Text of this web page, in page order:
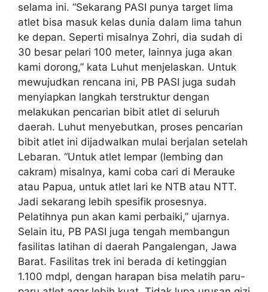
selama ini. “Sekarang PASI punya target lima
atlet bisa masuk kelas dunia dalam lima tahun
ke depan. Seperti misalnya Zohri, dia sudah di
30 besar pelari 100 meter, lainnya juga akan
kami dorong,” kata Luhut menjelaskan. Untuk
mewujudkan rencana ini, PB PASI juga sudah
menyiapkan langkah terstruktur dengan
melakukan pencarian bibit atlet di seluruh
daerah. Luhut menyebutkan, proses pencarian
bibit atlet ini dijadwalkan mulai berjalan setelah
Lebaran. “Untuk atlet lempar (lembing dan
cakram) misalnya, kami coba cari di Merauke
atau Papua, untuk atlet lari ke NTB atau NTT.
Jadi sekarang lebih spesifik prosesnya.
Pelatihnya pun akan kami perbaiki,” ujarnya.
Selain itu, PB PASI juga tengah membangun
fasilitas latihan di daerah Pangalengan, Jawa
Barat. Fasilitas trek ini berada di ketinggian
1.100 mdpl, dengan harapan bisa melatih paru-